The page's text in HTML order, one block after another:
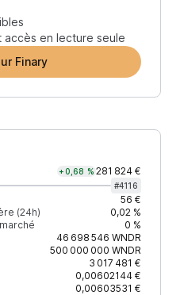
accès en lecture seule
Finary
+0,68 % 281 824 €
#4116
56 €
(24h)
0,02 %
0 %
46 698 546 WNDR
500 000 000 WNDR
3 017 481 €
0,00602144 €
0,00603531 €